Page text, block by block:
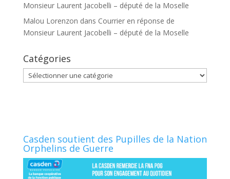
Monsieur Laurent Jacobelli – député de la Moselle
Malou Lorenzon dans Courrier en réponse de
Monsieur Laurent Jacobelli – député de la Moselle
Catégories
Catégories
Casden soutient des Pupilles de la Nation
Orphelins de Guerre